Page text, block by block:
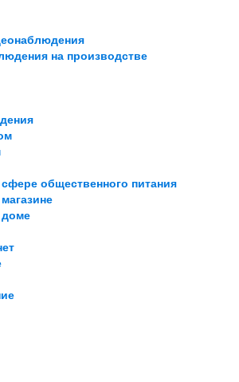
на производстве
общественного питания